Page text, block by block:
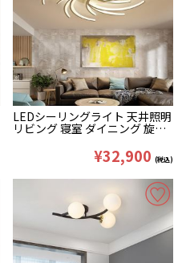
LEDシーリングライト 天井照明
リビング 寝室 ダイニング 旋風
¥32,900 (税込)